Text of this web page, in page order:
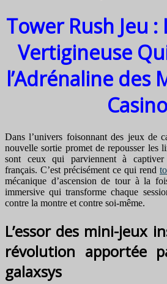
Tower Rush Jeu :
Vertigineuse
l’Adrénaline des
Casino
Dans l’univers foisonnant des jeux de
nouvelle sortie promet de repousser les
sont ceux qui parviennent à captiver
français. C’est précisément ce qui rend
mécanique d’ascension de tour à la
immersive qui transforme chaque
contre la montre et contre soi-même.
L’essor des mini-jeux
révolution apportée
galaxsys